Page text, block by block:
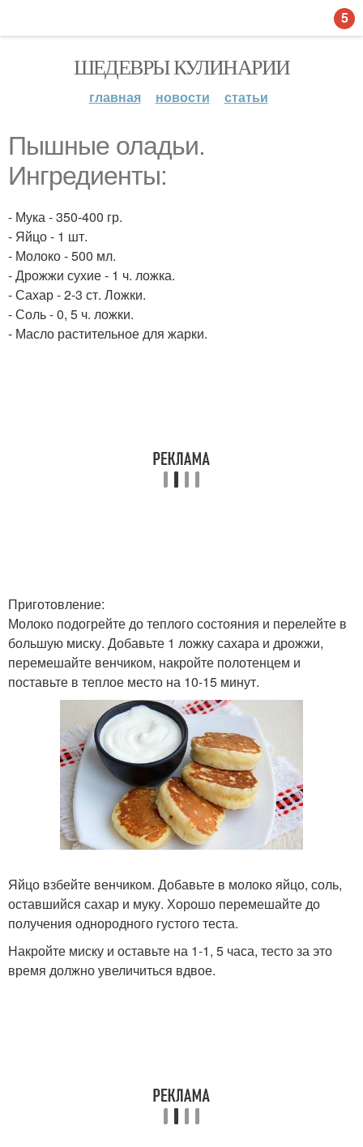
ШЕДЕВРЫ КУЛИНАРИИ
главная новости статьи
Пышные оладьи.
Ингредиенты:
- Мука - 350-400 гр.
- Яйцо - 1 шт.
- Молоко - 500 мл.
- Дрожжи сухие - 1 ч. ложка.
- Сахар - 2-3 ст. Ложки.
- Соль - 0, 5 ч. ложки.
- Масло растительное для жарки.
Приготовление:
Молоко подогрейте до теплого состояния и перелейте в
большую миску. Добавьте 1 ложку сахара и дрожжи,
перемешайте венчиком, накройте полотенцем и
поставьте в теплое место на 10-15 минут.
Яйцо взбейте венчиком. Добавьте в молоко яйцо, соль,
оставшийся сахар и муку. Хорошо перемешайте до
получения однородного густого теста.
Накройте миску и оставьте на 1-1, 5 часа, тесто за это
время должно увеличиться вдвое.
5